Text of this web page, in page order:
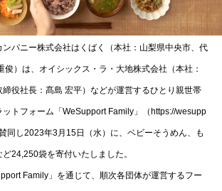
パニー株式会社はくばく（本社：山梨県中央市、代
俊）は、オイシックス・ラ・大地株式会社（本社：
役社長：髙島 宏平）などが運営するひとり親世帯
トフォーム「WeSupport Family」（https://wesupp
同し2023年3月15日（水）に、ベビーそうめん、も
24,250袋を寄付いたしました。
Family」を通じて、順次各団体が運営するフー